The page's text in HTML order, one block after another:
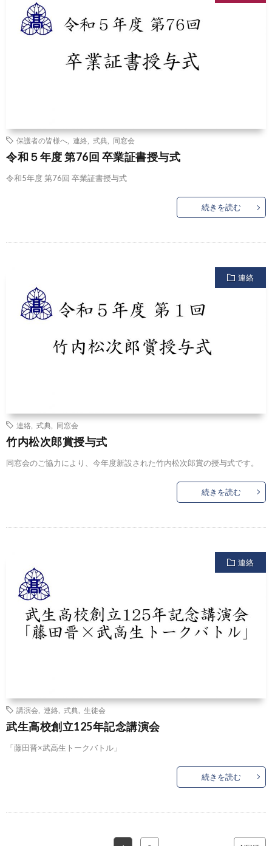
保護者の皆様へ 連絡 式典 同窓会
令和５年度 第76回 卒業証書授与式
令和5年度 第76回 卒業証書授与式
続きを読む
連絡
連絡 式典 同窓会
竹内松次郎賞授与式
同窓会のご協力により、今年度新設された竹内松次郎賞の授与式です。
続きを読む
連絡
講演会 連絡 式典 生徒会
武生高校創立125年記念講演会
「藤田晋×武高生トークバトル」
続きを読む